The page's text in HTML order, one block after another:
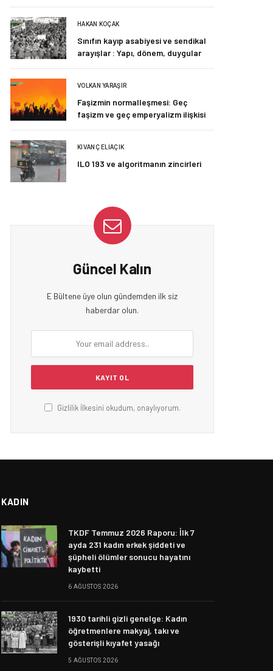
HAKAN KOÇAK
Sınıfın kayıp asabiyesi ve sendikal
arayışlar : Yapı, dönem, duygular
VOLKAN YARAŞIR
Faşizmin normalleşmesi: Geç
faşizm ve geç emperyalizm ilişkisi
KIVANÇ ELIAÇIK
ILO 193 ve algoritmanın zincirleri
Güncel Kalın
E Bültene üye olun gündemden ilk siz
haberdar olun.
Gizlilik İlkesini okudum, onaylıyorum.
KADIN
TKDF Temmuz 2026 Raporu: İlk 7
ayda 231 kadın erkek şiddeti ve
şüpheli ölümler sonucu hayatını
kaybetti
6 AĞUSTOS 2026
1930 tarihli gizli genelge: Kadın
öğretmenlere makyaj, takı ve
gösterişli kıyafet yasağı
5 AĞUSTOS 2026